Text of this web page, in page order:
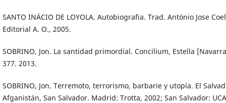
SANTO INÁCIO DE LOYOLA. Autobiografia. Trad. António Jose
Editorial A. O., 2005.
SOBRINO, Jon. La santidad primordial. Concilium, Estella
377. 2013.
SOBRINO, Jon. Terremoto, terrorismo, barbarie y utopía. El
Afganistán, San Salvador. Madrid: Trotta, 2002; San Salvador: